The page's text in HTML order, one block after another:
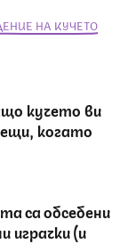
НА КУЧЕТО
кучето ви
когато
са обсебени
играчки (и